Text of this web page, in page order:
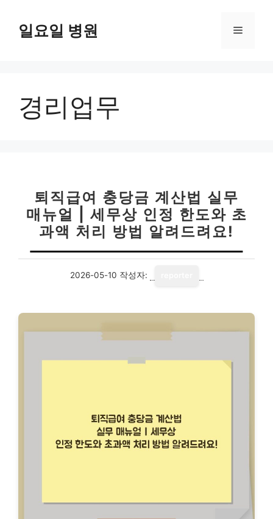
일요일 병원 메
경리업무
퇴직급여 충당금 계산법 실무
매뉴얼 | 세무상 인정 한도와 초
과액 처리 방법 알려드려요!
2026-05-10 작성자: